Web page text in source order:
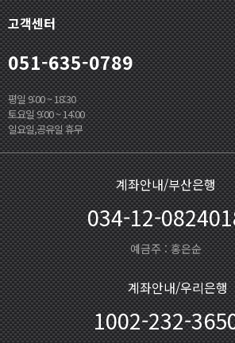
고객센터
051-635-0789
평일 9:00 ~ 18:30
토요일 9:00 ~ 14:00
일요일,공유일 휴무
계좌안내/부산은행
034-12-
예금주 : 홍은순
계좌안내/우리은행
1002-232-